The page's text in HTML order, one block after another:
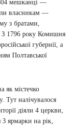
мешканці —
власникам —
з братами,
З 1796 року Комишня
губернії, а
Полтавської
як містечко
Тут налічувалося
діяли 4 церкви,
3 ярмарки на рік,